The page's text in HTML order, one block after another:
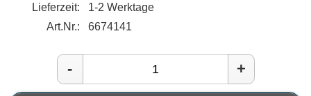
Lieferzeit:
1-2 Werktage
Art.Nr.:
6674141
- +